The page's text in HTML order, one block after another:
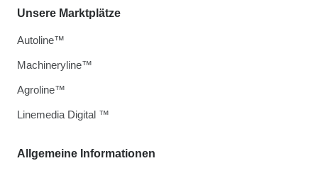
Allgemeine Informationen
Unsere Marktplätze
Autoline™
Machineryline™
Agroline™
Linemedia Digital ™